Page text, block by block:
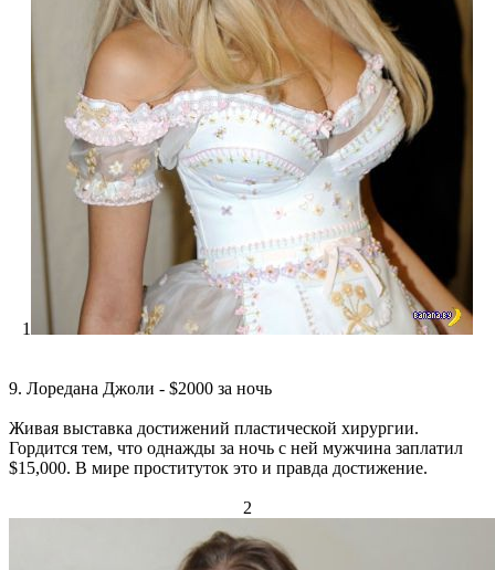
1
9. Лоредана Джоли - $2000 за ночь
Живая выставка достижений пластической хирургии.
Гордится тем, что однажды за ночь с ней мужчина заплатил
$15,000. В мире проституток это и правда достижение.
2